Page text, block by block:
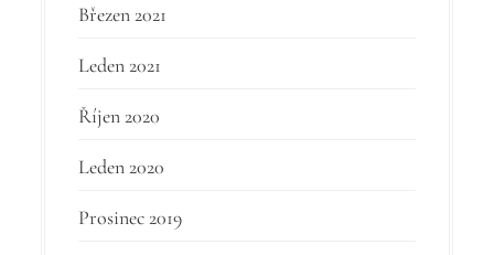
Březen 2021
Leden 2021
Říjen 2020
Leden 2020
Prosinec 2019